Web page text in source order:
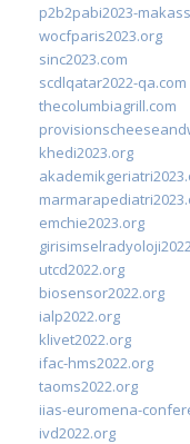
p2b2pabi2023-
wocfparis2023.org
sinc2023.com
scdlqatar2022-qa.com
thecolumbiagrill.com
khedi2023.org
emchie2023.org
utcd2022.org
biosensor2022.org
ialp2022.org
klivet2022.org
ifac-hms2022.org
taoms2022.org
iias-euromena-
ivd2022.org